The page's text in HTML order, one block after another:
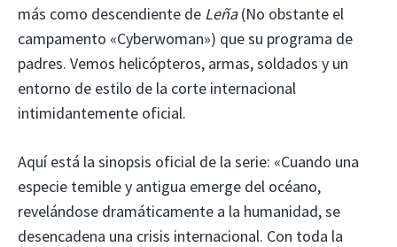
más como descendiente de Leña(No obstante el
campamento «Cyberwoman») que su programa de
padres. Vemos helicópteros, armas, soldados y un
entorno de estilo de la corte internacional
intimidantemente oficial.
Aquí está la sinopsis oficial de la serie: «Cuando una
especie temible y antigua emerge del océano,
revelándose dramáticamente a la humanidad, se
desencadena una crisis internacional. Con toda la